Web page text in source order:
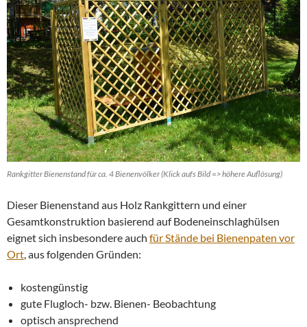
Rankgitter Bienenstand für ca. 4 Bienenvölker (Klick aufs Bild => höhere Auflösung)
Dieser Bienenstand aus Holz Rankgittern und einer
Gesamtkonstruktion basierend auf Bodeneinschlaghülsen
eignet sich insbesondere auch für Stände bei Bienenpaten vor
Ort, aus folgenden Gründen:
kostengünstig
gute Flugloch- bzw. Bienen- Beobachtung
optisch ansprechend